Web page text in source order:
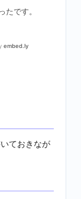
ておきなが